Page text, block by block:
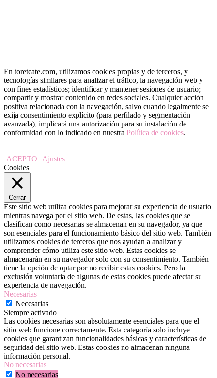
En toreteate.com, utilizamos cookies propias y de terceros, y
tecnologías similares para analizar el tráfico, la navegación web y
con fines estadísticos; identificar y mantener sesiones de usuario;
compartir y mostrar contenido en redes sociales. Cualquier acción
positiva relacionada con la navegación, salvo cuando legalmente se
exija consentimiento explícito (para perfilado y segmentación
avanzada), implicará una autorización para su instalación de
conformidad con lo indicado en nuestra Política de cookies.
ACEPTO
Ajustes
Cookies
Cerrar
Este sitio web utiliza cookies para mejorar su experiencia de usuario
mientras navega por el sitio web. De estas, las cookies que se
clasifican como necesarias se almacenan en su navegador, ya que
son esenciales para el funcionamiento básico del sitio web. También
utilizamos cookies de terceros que nos ayudan a analizar y
comprender cómo utiliza este sitio web. Estas cookies se
almacenarán en su navegador solo con su consentimiento. También
tiene la opción de optar por no recibir estas cookies. Pero la
exclusión voluntaria de algunas de estas cookies puede afectar su
experiencia de navegación.
Necesarias
Necesarias
Siempre activado
Las cookies necesarias son absolutamente esenciales para que el
sitio web funcione correctamente. Esta categoría solo incluye
cookies que garantizan funcionalidades básicas y características de
seguridad del sitio web. Estas cookies no almacenan ninguna
información personal.
No necesarias
No necesarias